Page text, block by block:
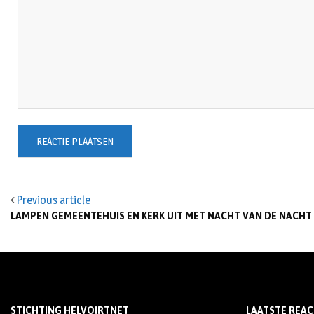
Previous article
LAMPEN GEMEENTEHUIS EN KERK UIT MET NACHT VAN DE NACHT